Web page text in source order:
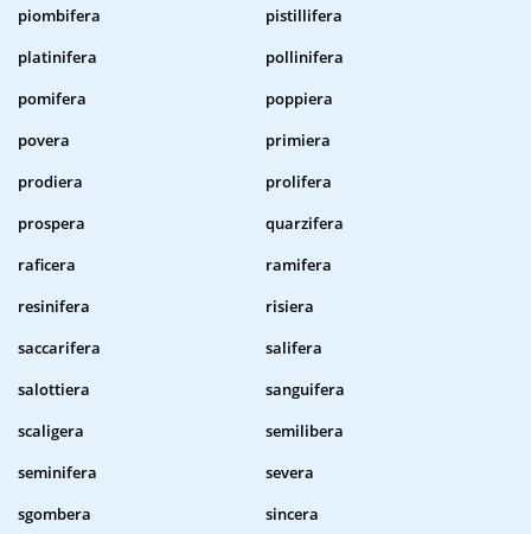
piombifera
pistillifera
platinifera
pollinifera
pomifera
poppiera
povera
primiera
prodiera
prolifera
prospera
quarzifera
raficera
ramifera
resinifera
risiera
saccarifera
salifera
salottiera
sanguifera
scaligera
semilibera
seminifera
severa
sgombera
sincera